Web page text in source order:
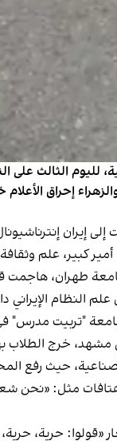
لليوم الثالث
إحراق
كبير، علم
طهران، هاجمت
النظام
"تربيت مدرس"
خرج الطلاب
حيث رفع
مثل: «نحن شعب
«قولوا: حرية،